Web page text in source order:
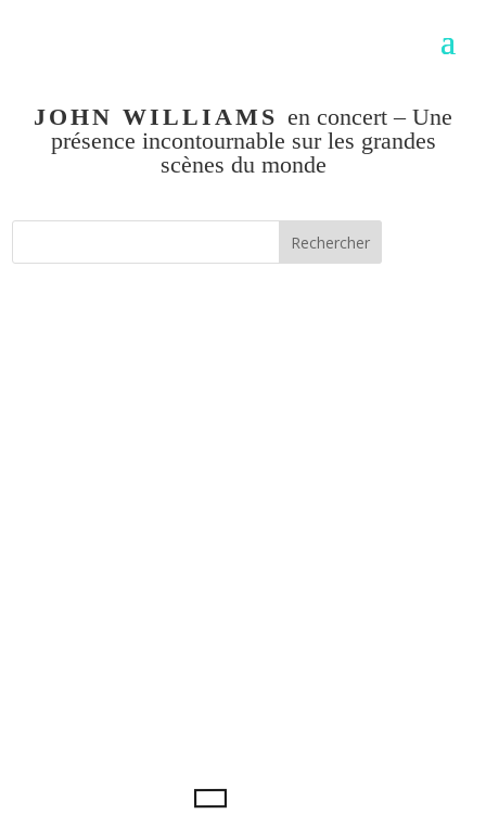
JOHN WILLIAMS en concert – Une
présence incontournable sur les grandes
scènes du monde
Rechercher